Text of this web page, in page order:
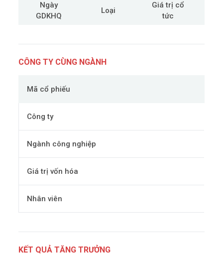
Ngày
GDKHQ
Loại
Giá trị cổ
tức
CÔNG TY CÙNG NGÀNH
Mã cổ phiếu
Công ty
Ngành công nghiệp
Giá trị vốn hóa
Nhân viên
KẾT QUẢ TĂNG TRƯỞNG